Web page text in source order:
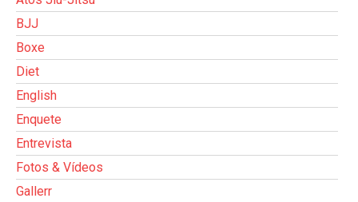
BJJ
Boxe
Diet
English
Enquete
Entrevista
Fotos & Vídeos
Gallerr